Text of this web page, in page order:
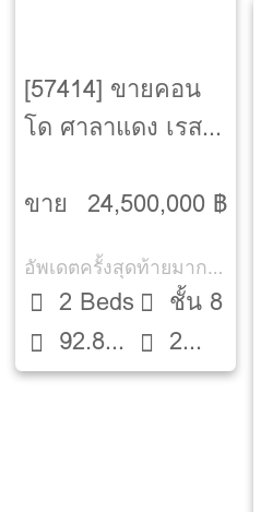
[57414] ขายคอน
โด ศาลาแดง เรสซิ
Residences]
ขาย 24,500,000 ฿
อัพเดตครั้งสุดท้ายมากกว่า 30 วัน
2 Beds
92.81
ตรม.
ชั้น 8
2
ห้องน้ำ